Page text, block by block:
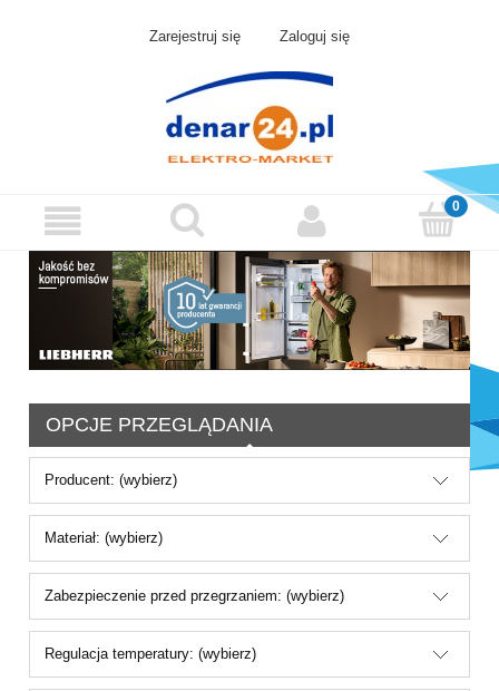
Zarejestruj się Zaloguj się
OPCJE PRZEGLĄDANIA
Producent: (wybierz)
Materiał: (wybierz)
Zabezpieczenie przed przegrzaniem: (wybierz)
Regulacja temperatury: (wybierz)